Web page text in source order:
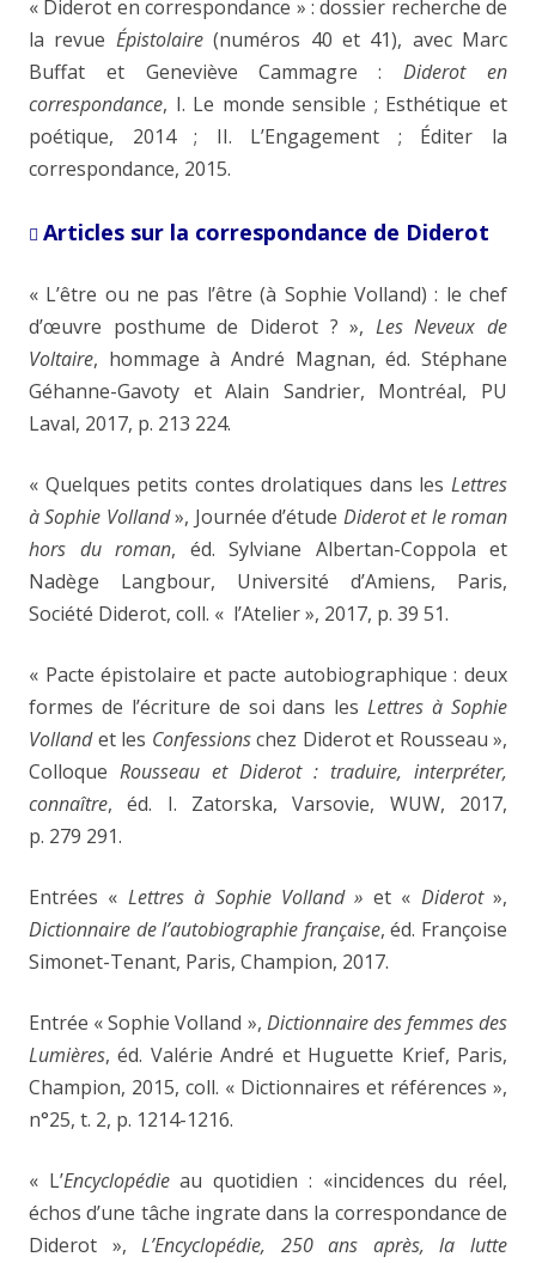
« Diderot en correspondance » : dossier recherche de
la revue Épistolaire(numéros 40 et 41), avec Marc
Buffat et Geneviève Cammagre :Diderot en
correspondance, I. Le monde sensible ; Esthétique et
poétique, 2014 ; II. L’Engagement ; Éditer la
correspondance, 2015.
 Articles sur la correspondance de Diderot
« L’être ou ne pas l’être (à Sophie Volland) : le chef
d’œuvre posthume de Diderot ? », Les Neveux de
Voltaire, hommage à André Magnan, éd. Stéphane
Géhanne-Gavoty et Alain Sandrier, Montréal, PU
Laval, 2017, p. 213 224.
« Quelques petits contes drolatiques dans les Lettres
à Sophie Volland», Journée d’étude Diderot et le roman
hors du roman, éd. Sylviane Albertan-Coppola et
Nadège Langbour, Université d’Amiens, Paris,
Société Diderot, coll. « l’Atelier », 2017, p. 39 51.
« Pacte épistolaire et pacte autobiographique : deux
formes de l’écriture de soi dans lesLettres à Sophie
Vollandet les Confessionschez Diderot et Rousseau »,
Colloque Rousseau et Diderot : traduire, interpréter,
connaître, éd. I. Zatorska, Varsovie, WUW, 2017,
p. 279 291.
Entrées « Lettres à Sophie Volland » et « Diderot»,
Dictionnaire de l’autobiographie française, éd. Françoise
Simonet-Tenant, Paris, Champion, 2017.
Entrée « Sophie Volland », Dictionnaire des femmes des
Lumières, éd. Valérie André et Huguette Krief, Paris,
Champion, 2015, coll. « Dictionnaires et références »,
n°25, t. 2, p. 1214-1216.
« L’Encyclopédieau quotidien : «incidences du réel,
échos d’une tâche ingrate dans la correspondance de
Diderot »,L’Encyclopédie, 250 ans après, la lutte